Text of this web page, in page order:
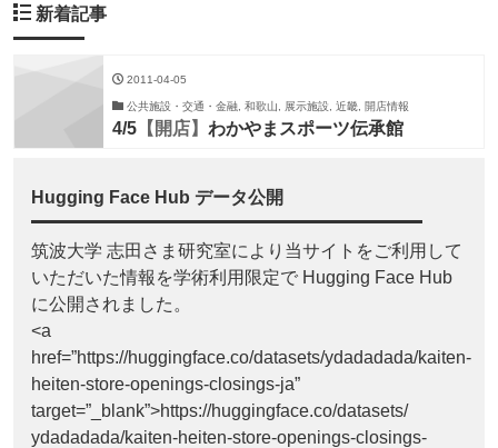
新着記事
2011-04-05
公共施設・交通・金融, 和歌山, 展示施設, 近畿, 開店情報
4/5 【開店】 わかやまスポーツ伝承館
Hugging Face Hub データ公開
筑波大学 志田さま研究室により当サイトをご利用して
いただいた情報を学術利用限定で Hugging Face Hub
に公開されました。
<a
href=”https://huggingface.co/datasets/ydadadada/kaiten-
heiten-store-openings-closings-ja”
target=”_blank”>https://huggingface.co/datasets/
ydadadada/kaiten-heiten-store-openings-closings-